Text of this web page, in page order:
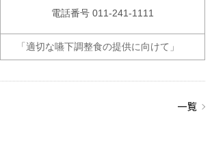
電話番号 011-241-1111
「適切な嚥下調整食の提供に向けて」